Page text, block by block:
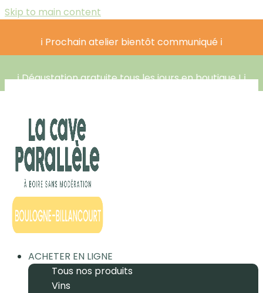
Skip to main content
ℹ️ Prochain atelier bientôt communiqué ℹ️
ℹ️ Dégustation gratuite tous les jours en boutique ! ℹ️
ACHETER EN LIGNE
Tous nos produits
Vins